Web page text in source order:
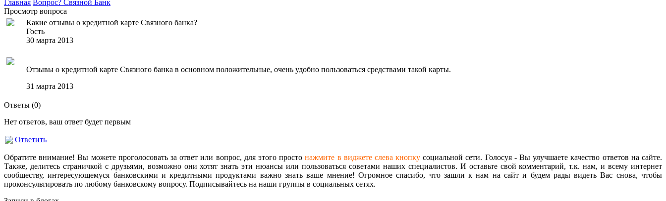
Главная Вопрос? Связной Банк
Просмотр вопроса
Какие отзывы о кредитной карте Связного банка?
Гость
30 марта 2013
Отзывы о кредитной карте Связного банка в основном положительные, очень удобно пользоваться средствами такой карты.
31 марта 2013
Ответы (0)
Нет ответов, ваш ответ будет первым
Ответить
Обратите внимание! Вы можете проголосовать за ответ или вопрос, для этого простонажмите в виджете слева кнопку социальной сети. Голосуя - Вы улучшаете качество ответов на сайте.
Также, делитесь страничкой с друзьями, возможно они хотят знать эти нюансы или пользоваться советами наших специалистов. И оставьте свой комментарий, т.к. нам, и всему интернет
сообществу, интересующемуся банковскими и кредитными продуктами важно знать ваше мнение! Огромное спасибо, что зашли к нам на сайт и будем рады видеть Вас снова, чтобы
проконсультировать по любому банковскому вопросу. Подписывайтесь на наши группы в социальных сетях.